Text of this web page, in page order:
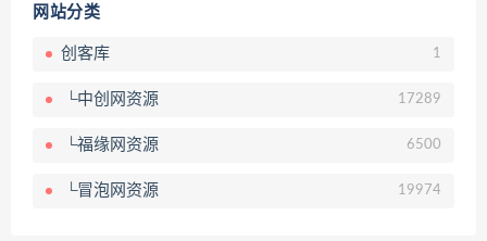
网站分类
创客库 1
└中创网资源 17289
└福缘网资源 6500
└冒泡网资源 19974